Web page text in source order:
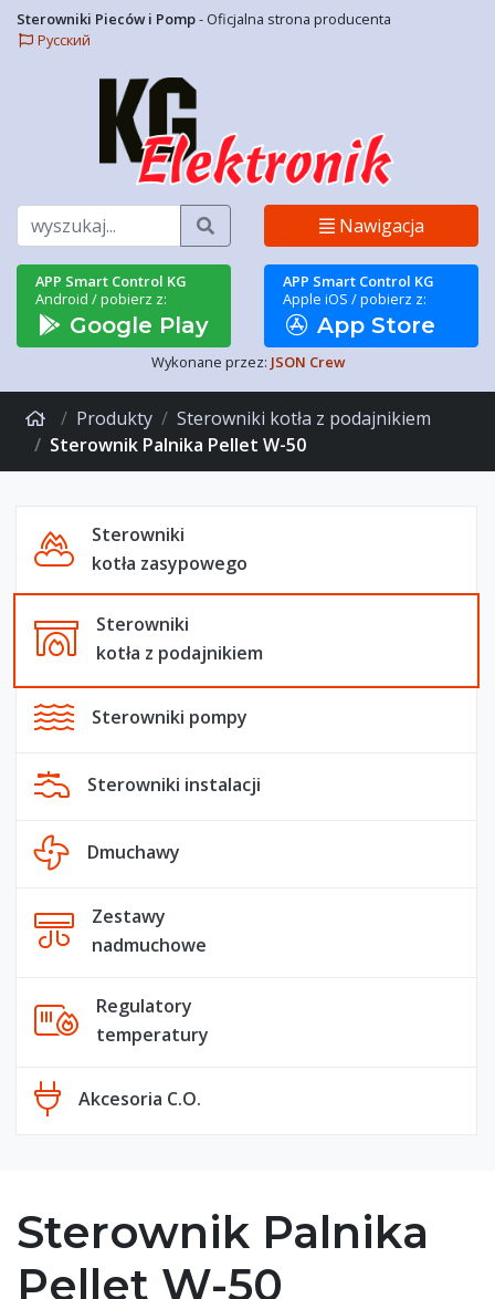
Sterowniki Pieców i Pomp- Oficjalna strona producenta
Русский
Szukaj Nawigacja
APP Smart Control KG
Android / pobierz z:
Google Play
APP Smart Control KG
Apple iOS / pobierz z:
App Store
Wykonane przez: JSON Crew
Produkty
Sterowniki kotła z podajnikiem
Sterownik Palnika Pellet W-50
Sterowniki
kotła zasypowego
Sterowniki
kotła z podajnikiem
Sterowniki pompy
Sterowniki instalacji
Dmuchawy
Zestawy
nadmuchowe
Regulatory
temperatury
Akcesoria C.O.
Sterownik Palnika
Pellet W-50